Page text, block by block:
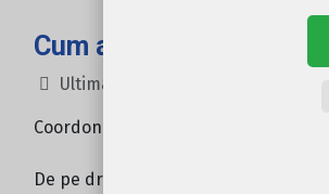
Cum ajung?
Ultima actualizare: 21 Iulie 2022
Coordonate GPS
De pe drumul european E68 intrati